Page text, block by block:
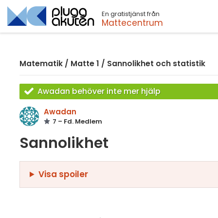
En gratistjänst från
Mattecentrum
Matematik / Matte 1 / Sannolikhet och statistik
Awadan behöver inte mer hjälp
Awadan
7 – Fd. Medlem
Sannolikhet
Visa spoiler
Sök